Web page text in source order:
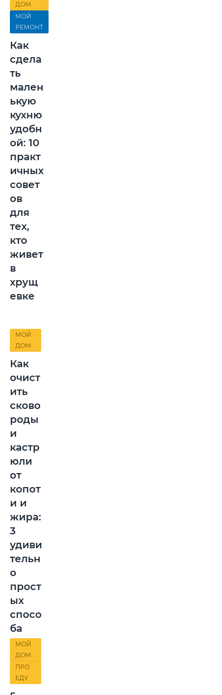
ДОМ
МОЙ
РЕМОНТ
Как
сдела
ть
мален
ькую
кухню
удобн
ой: 10
практ
ичных
совет
ов
для
тех,
кто
живет
в
хрущ
евке
МОЙ
ДОМ
Как
очист
ить
сково
роды
и
кастр
юли
от
копот
и и
жира:
3
удиви
тельн
о
прост
ых
спосо
ба
МОЙ
ДОМ
ПРО
ЕДУ